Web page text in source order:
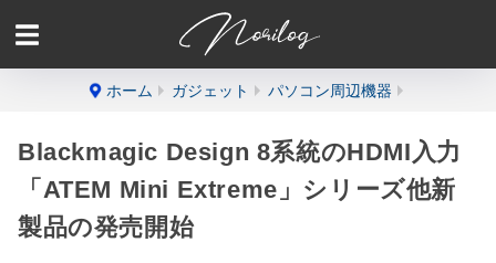
ホーム ガジェット パソコン周辺機器
Blackmagic Design 8系統のHDMI入力
「ATEM Mini Extreme」シリーズ他新
製品の発売開始